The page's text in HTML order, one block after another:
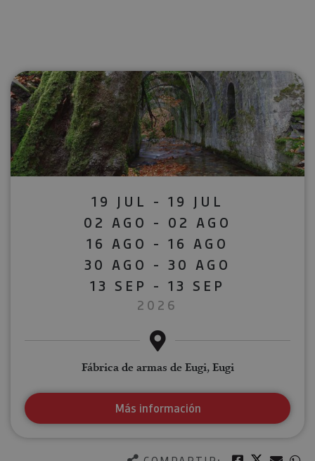
19 JUL - 19 JUL
02 AGO - 02 AGO
16 AGO - 16 AGO
30 AGO - 30 AGO
13 SEP - 13 SEP
2026
Fábrica de armas de Eugi, Eugi
Más información